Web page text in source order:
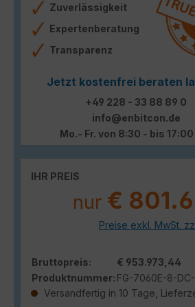
Zuverlässigkeit
Expertenberatung
Transparenz
Jetzt kostenfrei beraten
+49 228 - 33 88 89 0
info@enbitcon.de
Mo.- Fr. von 8:30 - bis 17:00
IHR PREIS
nur €
Preise exkl. MwSt.
Bruttopreis:
€ 953.973,44
Produktnummer: FG-7060E-8-
Versandfertig in 10 Tage,